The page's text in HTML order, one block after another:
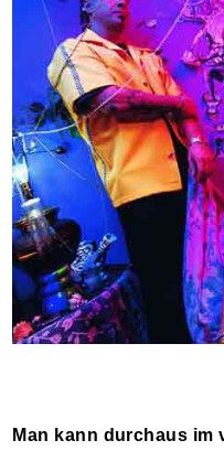
Man kann durchaus